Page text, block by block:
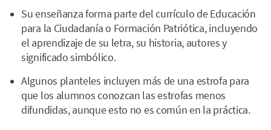
Su enseñanza forma parte del currículo de Educación
para la Ciudadanía o Formación Patriótica, incluyendo
el aprendizaje de su letra, su historia, autores y
significado simbólico.
Algunos planteles incluyen más de una estrofa para
que los alumnos conozcan las estrofas menos
difundidas, aunque esto no es común en la práctica.